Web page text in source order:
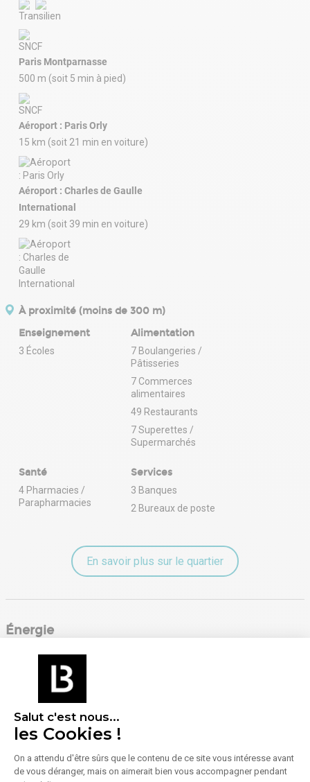
Salut c'est nous...
les Cookies !
On a attendu d'être sûrs que le contenu de ce site vous intéresse avant
de vous déranger, mais on aimerait bien vous accompagner pendant
Paris Montparnasse
500 m (soit 5 min à pied)
Aéroport : Paris Orly
15 km (soit 21 min en voiture)
Aéroport : Charles de Gaulle
International
29 km (soit 39 min en voiture)
À proximité (moins de 300 m)
Enseignement
3 Écoles
Alimentation
7 Boulangeries /
Pâtisseries
7 Commerces
alimentaires
49 Restaurants
7 Superettes /
Supermarchés
Santé
4 Pharmacies /
Parapharmacies
Services
3 Banques
2 Bureaux de poste
En savoir plus sur le quartier
Énergie
Diagnostic de performance énergétique (DPE)
Consommation (énergie primaire) :
Indice d'émission de gaz à effet de serre (GES)
Émissions :Non communiqué
En savoir plus sur le bien